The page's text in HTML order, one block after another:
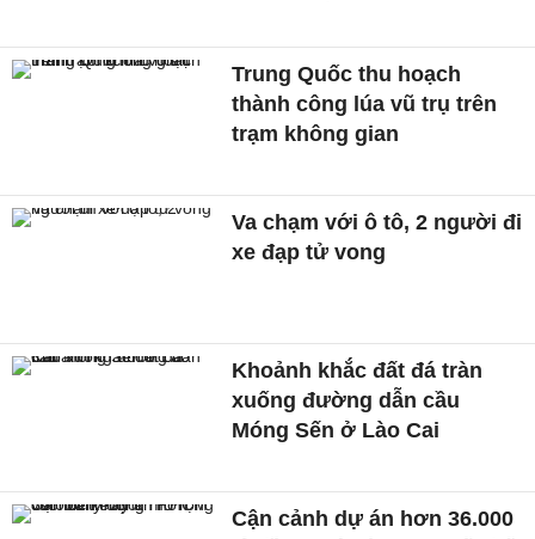
Trung Quốc thu hoạch
thành công lúa vũ trụ trên
trạm không gian
Va chạm với ô tô, 2 người đi
xe đạp tử vong
Khoảnh khắc đất đá tràn
xuống đường dẫn cầu
Móng Sến ở Lào Cai
Cận cảnh dự án hơn 36.000